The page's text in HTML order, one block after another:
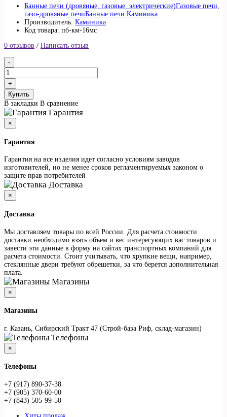
Банные печи (дровяные, газовые, электрические)Газовые печи,
газо-дровяные печиБанные печи Каминика
Производитель: Каминика
Код товара: пб-км-16мс
0 отзывов / Написать отзыв
Купить
В закладки В сравнение
Гарантия
×
Гарантия
Гарантия на все изделия идет согласно условиям заводов
изготовителей, но не менее сроков регламентируемых законом о
защите прав потребителей
Доставка
×
Доставка
Мы доставляем товары по всей России. Для расчета стоимости
доставки необходимо взять объем и вес интересующих вас товаров и
завести эти данные в форму на сайтах транспортных компаний для
расчета стоимости. Стоит учитывать, что хрупкие вещи, например,
стеклянные двери требуют обрешетки, за что берется дополнительная
плата.
Магазины
×
Магазины
г. Казань, Сибирский Тракт 47 (Строй-база Риф, склад-магазин)
Телефоны
×
Телефоны
+7 (917) 890-37-38
+7 (905) 370-60-00
+7 (843) 505-99-50